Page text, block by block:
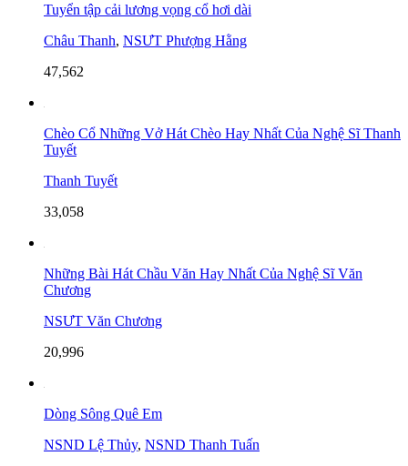
Tuyển tập cải lương vọng cổ hơi dài
Châu Thanh, NSƯT Phượng Hằng
47,562
Chèo Cổ Những Vở Hát Chèo Hay Nhất Của Nghệ Sĩ Thanh
Tuyết
Thanh Tuyết
33,058
Những Bài Hát Chầu Văn Hay Nhất Của Nghệ Sĩ Văn
Chương
NSƯT Văn Chương
20,996
Dòng Sông Quê Em
NSND Lệ Thủy, NSND Thanh Tuấn